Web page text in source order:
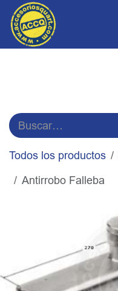
Ir al contenido
Todos los productos
Antirrobo Falleba